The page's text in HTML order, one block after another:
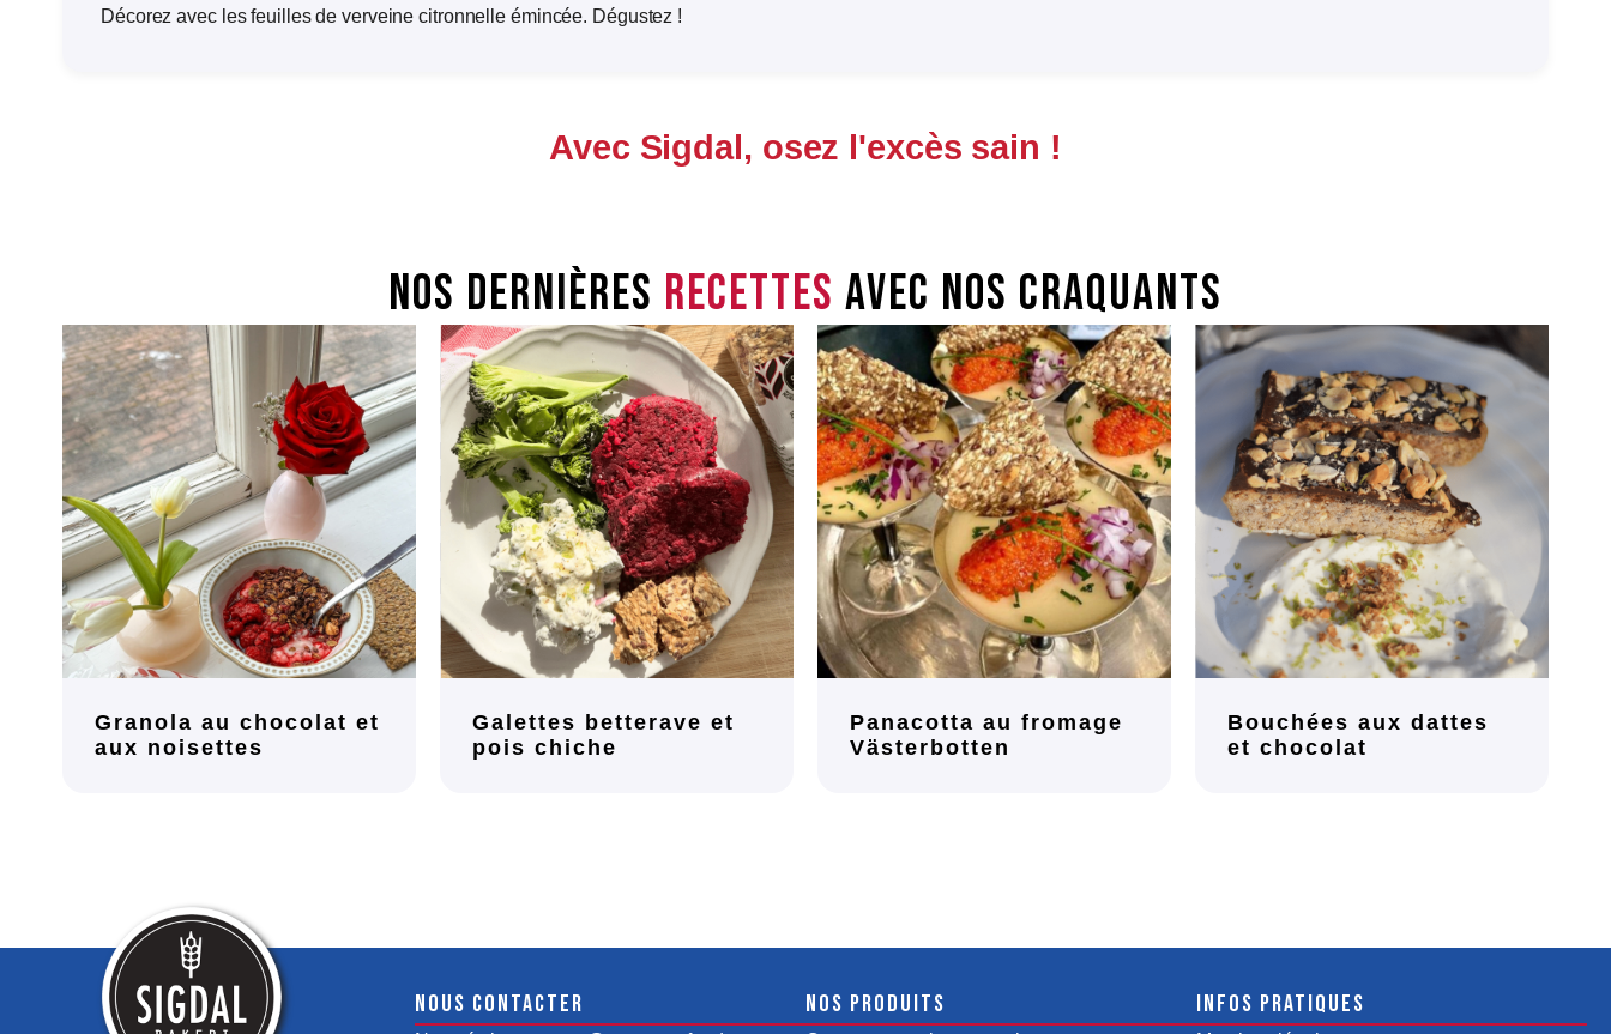
Décorez avec les feuilles de verveine citronnelle émincée. Dégustez !
Avec Sigdal, osez l'excès sain !
Nos dernières recettes avec nos craquants
Granola au chocolat et
aux noisettes
Galettes betterave et
pois chiche
Panacotta au fromage
Västerbotten
Bouchées aux dattes
et chocolat
Nous contacter Nos produits Infos pratiques